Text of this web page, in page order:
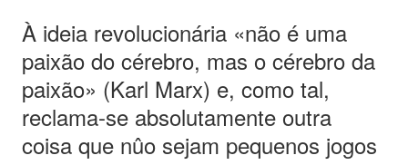
À ideia revolucionária «não é uma
paixão do cérebro, mas o cérebro da
paixão» (Karl Marx) e, como tal,
reclama-se absolutamente outra
coisa que nûo sejam pequenos jogos